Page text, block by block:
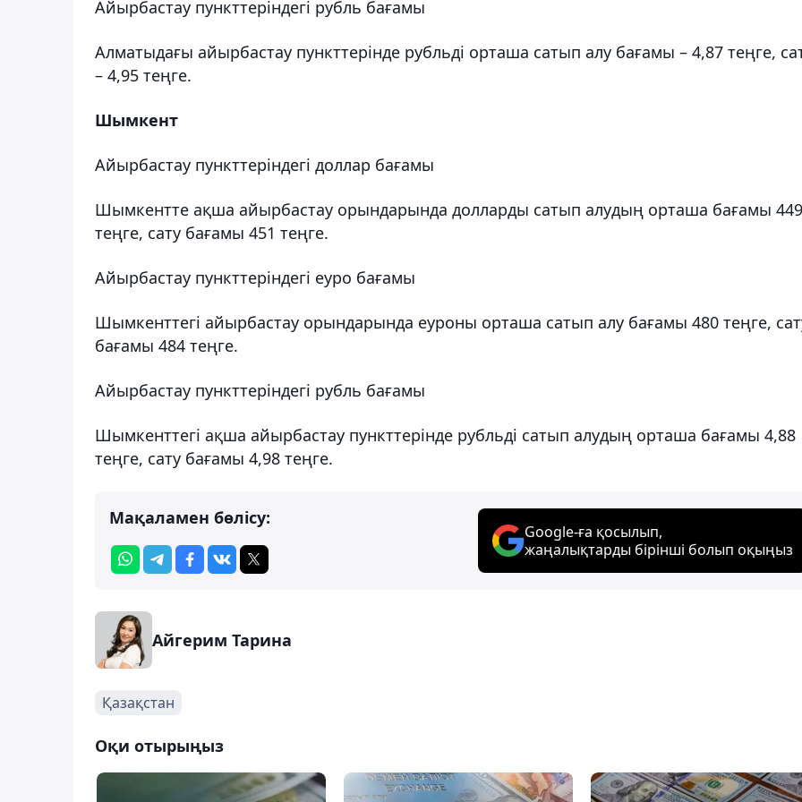
Айырбастау пункттеріндегі рубль бағамы
Алматыдағы айырбастау пункттерінде рубльді орташа сатып алу бағамы – 4,87 теңге,
– 4,95 теңге.
Шымкент
Айырбастау пункттеріндегі доллар бағамы
Шымкентте ақша айырбастау орындарында долларды сатып алудың орташа бағамы 449
теңге, сату бағамы 451 теңге.
Айырбастау пункттеріндегі еуро бағамы
Шымкенттегі айырбастау орындарында еуроны орташа сатып алу бағамы 480 теңге,
бағамы 484 теңге.
Айырбастау пункттеріндегі рубль бағамы
Шымкенттегі ақша айырбастау пункттерінде рубльді сатып алудың орташа бағамы 4,88
теңге, сату бағамы 4,98 теңге.
Мақаламен бөлісу:
Google-ға қосылып,
жаңалықтарды бірінші болып оқыңыз
Айгерим Тарина
Қазақстан
Оқи отырыңыз